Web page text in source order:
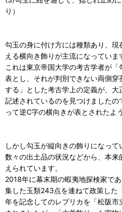
り）
勾玉の身に付け方には種類あり、
える横向き飾りが主流になっていま
これは東京帝国大学の考古学者が
表とし、それが判別できない両側穿
する」とした考古学上の定義が、
記述されているのを見つけましたの
って逆C字の横向きが表とされたよ
しかし勾玉が縦向きの飾りになって
数々の出土品の状況などから、本
えられています。
2018年に幕末期の蝦夷地探検家で
集した玉類243点を連ねて政策した
年を記念してのレプリカを「松阪